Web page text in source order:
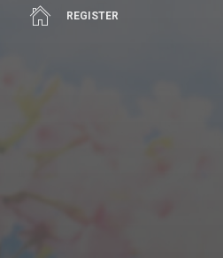
REGISTER